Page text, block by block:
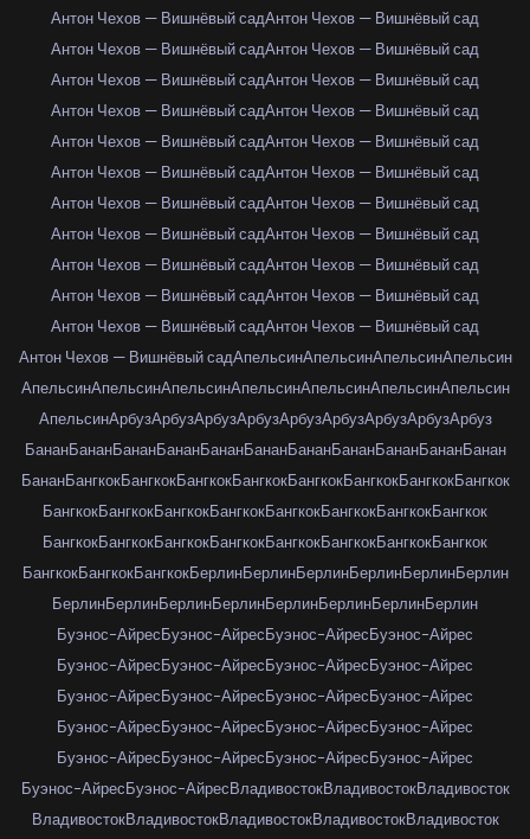
Антон Чехов — Вишнёвый садАнтон Чехов — Вишнёвый сад
Антон Чехов — Вишнёвый садАнтон Чехов — Вишнёвый сад
Антон Чехов — Вишнёвый садАнтон Чехов — Вишнёвый сад
Антон Чехов — Вишнёвый садАнтон Чехов — Вишнёвый сад
Антон Чехов — Вишнёвый садАнтон Чехов — Вишнёвый сад
Антон Чехов — Вишнёвый садАнтон Чехов — Вишнёвый сад
Антон Чехов — Вишнёвый садАнтон Чехов — Вишнёвый сад
Антон Чехов — Вишнёвый садАнтон Чехов — Вишнёвый сад
Антон Чехов — Вишнёвый садАнтон Чехов — Вишнёвый сад
Антон Чехов — Вишнёвый садАнтон Чехов — Вишнёвый сад
Антон Чехов — Вишнёвый садАнтон Чехов — Вишнёвый сад
Антон Чехов — Вишнёвый садАпельсинАпельсинАпельсинАпельсин
АпельсинАпельсинАпельсинАпельсинАпельсинАпельсинАпельсин
АпельсинАрбузАрбузАрбузАрбузАрбузАрбузАрбузАрбузАрбуз
БананБананБананБананБананБананБананБананБананБананБанан
БананБангкокБангкокБангкокБангкокБангкокБангкокБангкокБангкок
БангкокБангкокБангкокБангкокБангкокБангкокБангкокБангкок
БангкокБангкокБангкокБангкокБангкокБангкокБангкокБангкок
БангкокБангкокБангкокБерлинБерлинБерлинБерлинБерлинБерлин
БерлинБерлинБерлинБерлинБерлинБерлинБерлинБерлин
Буэнос-АйресБуэнос-АйресБуэнос-АйресБуэнос-Айрес
Буэнос-АйресБуэнос-АйресБуэнос-АйресБуэнос-Айрес
Буэнос-АйресБуэнос-АйресБуэнос-АйресБуэнос-Айрес
Буэнос-АйресБуэнос-АйресБуэнос-АйресБуэнос-Айрес
Буэнос-АйресБуэнос-АйресБуэнос-АйресБуэнос-Айрес
Буэнос-АйресБуэнос-АйресВладивостокВладивостокВладивосток
ВладивостокВладивостокВладивостокВладивостокВладивосток